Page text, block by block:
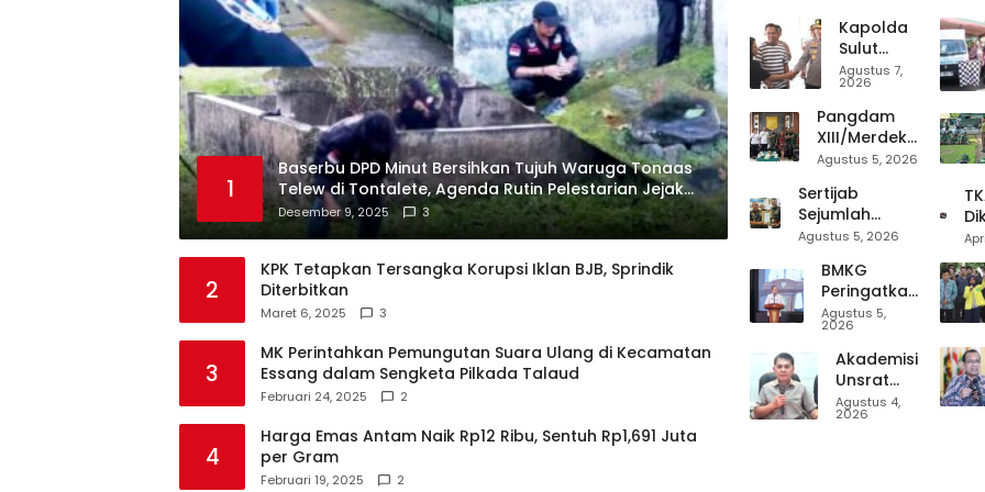
1
Baserbu DPD Minut Bersihkan Tujuh Waruga Tonaas
Telew di Tontalete, Agenda Rutin Pelestarian Jejak
Leluhur Minahasa
Desember 9, 2025 3
2
KPK Tetapkan Tersangka Korupsi Iklan BJB, Sprindik
Diterbitkan
Maret 6, 2025 3
3
MK Perintahkan Pemungutan Suara Ulang di Kecamatan
Essang dalam Sengketa Pilkada Talaud
Februari 24, 2025 2
4
Harga Emas Antam Naik Rp12 Ribu, Sentuh Rp1,691 Juta
per Gram
Februari 19, 2025 2
Bagi Warga
Binaan, Lapas
Kelas III
Amurang
MoU Dengan
LBH KASALANG
CENTER
Kapolda
Sulut
Tinjau
Gereja
GMIM
yang
Terbakar,
Bantuan
dan
Imbau
Musim
Kemarau
Agustus 7,
2026
Pangdam
XIII/Merdeka
Terima
Wali Kota
Tomohon,
Termasuk
Persiapan
TIFF
Agustus 5, 2026
Sertijab
Sejumlah
Pejabat
Mirza
Tekankan
Kepemimpinan
Profesional
Agustus 5, 2026
BMKG
Peringatkan
El Niño
Menguat,
Musim
Kemarau
Diprediksi
Lebih
Agustus 5,
2026
Akademisi
Unsrat
Kritik Arah
BPMS
Agustus 4,
2026